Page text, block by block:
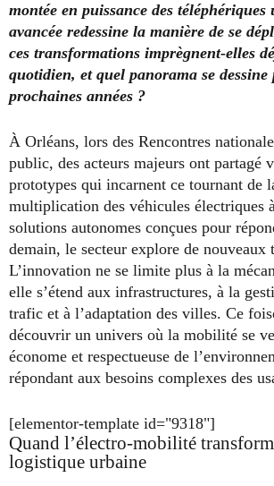
montée en puissance des
avancée redessine la manière de se
ces transformations imprègnent-elles
quotidien, et quel panorama se dessine
prochaines années ?
À Orléans, lors des Rencontres
public, des acteurs majeurs ont partagé
prototypes qui incarnent ce tournant de
multiplication des véhicules électriques
solutions autonomes conçues pour
demain, le secteur explore de nouveaux
L’innovation ne se limite plus à la
elle s’étend aux infrastructures, à la
trafic et à l’adaptation des villes. Ce
découvrir un univers où la mobilité se
économe et respectueuse de
répondant aux besoins complexes des
[elementor-template id="9318"]
Quand l’électro-mobilité
logistique urbaine